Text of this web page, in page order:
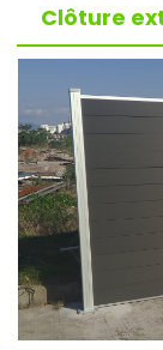
Clôture